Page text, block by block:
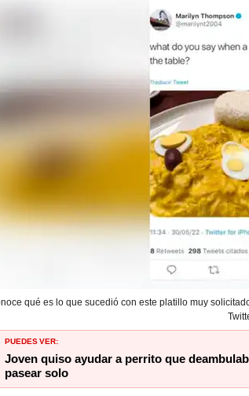
qué es lo que sucedió con este platillo muy
PUEDES VER:
Joven quiso ayudar a perrito que
pasear solo